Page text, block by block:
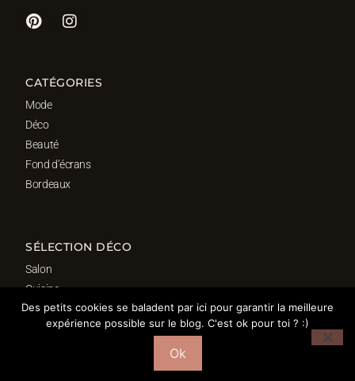
CATÉGORIES
Mode
Déco
Beauté
Fond d’écrans
Bordeaux
SÉLECTION DÉCO
Salon
Cuisine
Salle de bain
Chambre
Des petits cookies se baladent par ici pour garantir la meilleure
expérience possible sur le blog. C'est ok pour toi ? :)
Ok